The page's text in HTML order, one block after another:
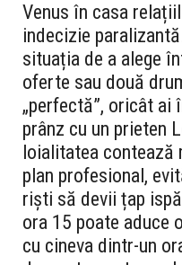
Venus în casa
indecizie
situația de a alege
oferte sau două
„perfectă”, oricât ai
prânz cu un prieten
loialitatea
plan profesional,
riști să devii țap
ora 15 poate aduce
cu cineva dintr-un